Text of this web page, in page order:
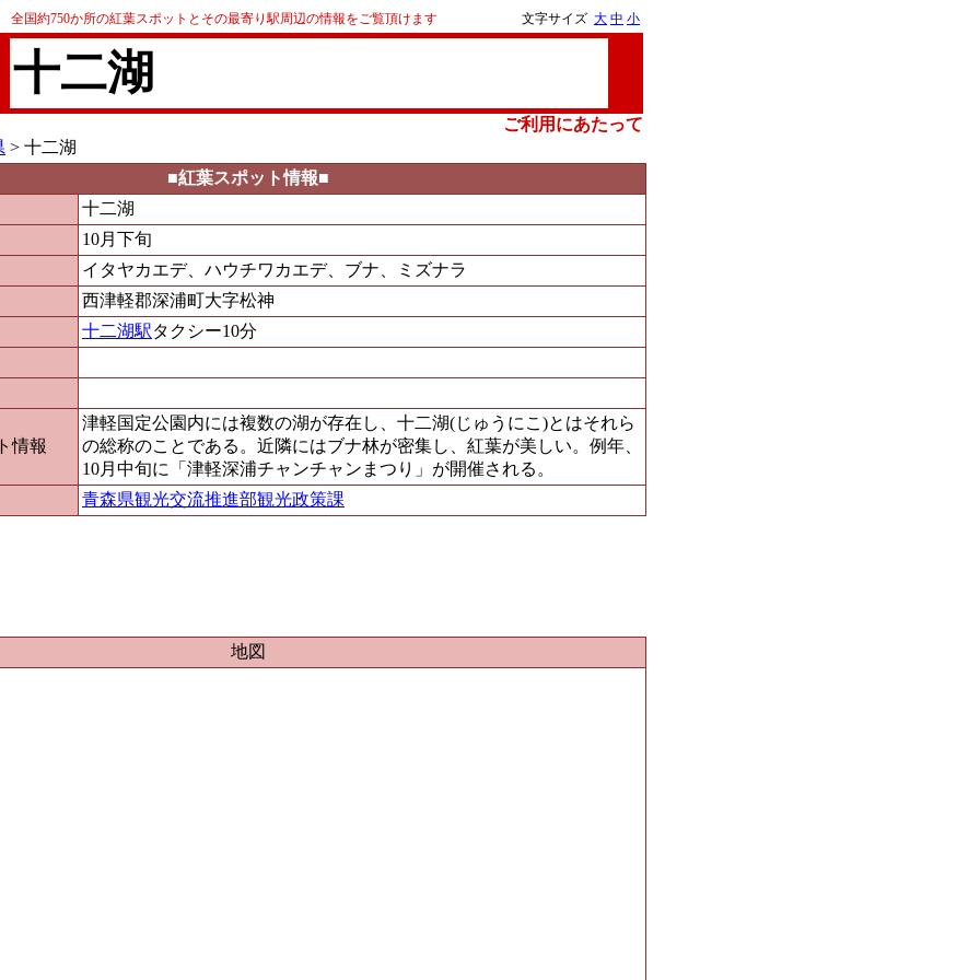
全国約750か所の紅葉スポットとその最寄り駅周辺の情報をご覧頂けます 文字サイズ 大 中 小
十二湖
ご利用にあたって
> 十二湖
■紅葉スポット情報■
十二湖
10月下旬
イタヤカエデ、ハウチワカエデ、ブナ、ミズナラ
西津軽郡深浦町大字松神
十二湖駅タクシー10分
情報
津軽国定公園内には複数の湖が存在し、十二湖(じゅうにこ)とはそれら
の総称のことである。近隣にはブナ林が密集し、紅葉が美しい。例年、
10月中旬に「津軽深浦チャンチャンまつり」が開催される。
青森県観光交流推進部観光政策課
地図